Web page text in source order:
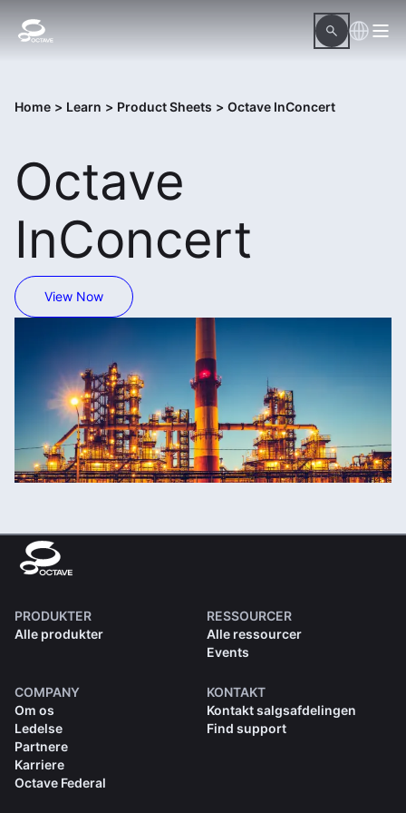
Home > Learn > Product Sheets > Octave InConcert
Octave
InConcert
View Now
PRODUKTER
Alle produkter
RESSOURCER
Alle ressourcer
Events
COMPANY
Om os
Ledelse
Partnere
Karriere
Octave Federal
KONTAKT
Kontakt salgsafdelingen
Find support